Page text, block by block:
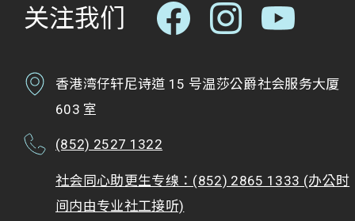
关注我们
香港湾仔轩尼诗道 15 号温莎公爵社会服务大厦
603 室
(852) 2527 1322
社会同心助更生专缐：(852) 2865 1333 (办公时
间内由专业社工接听)